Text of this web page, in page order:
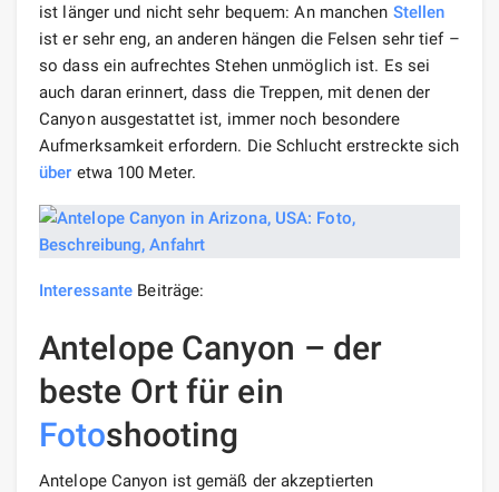
ist länger und nicht sehr bequem: An manchen Stellen
ist er sehr eng, an anderen hängen die Felsen sehr tief –
so dass ein aufrechtes Stehen unmöglich ist. Es sei
auch daran erinnert, dass die Treppen, mit denen der
Canyon ausgestattet ist, immer noch besondere
Aufmerksamkeit erfordern. Die Schlucht erstreckte sich
über etwa 100 Meter.
Interessante Beiträge:
Antelope Canyon – der
beste Ort für ein
Fotoshooting
Antelope Canyon ist gemäß der akzeptierten